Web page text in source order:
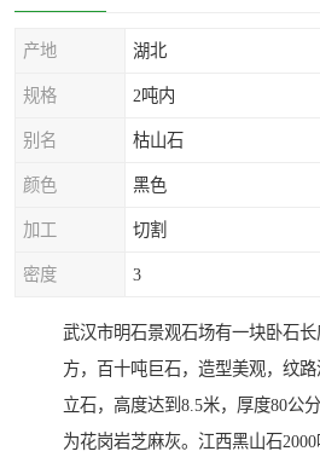
产地 湖北
规格 2吨内
别名 枯山石
颜色 黑色
加工 切割
密度 3
武汉市明石景观石场有一块卧石长
方，百十吨巨石，造型美观，纹
立石，高度达到8.5米，厚度80公
为花岗岩芝麻灰。江西黑山石